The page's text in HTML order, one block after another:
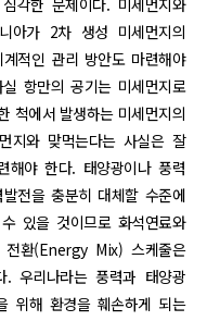
각한 문제이다. 미세먼지와
아가 2차 생성 미세먼지의
적인 관리 방안도 마련해야
항만의 공기는 미세먼지로
척에서 발생하는 미세먼지의
지와 맞먹는다는 사실은 잘
해야 한다. 태양광이나 풍력
전을 충분히 대체할 수준에
있을 것이므로 화석연료와
전환(Energy Mix) 스케줄은
. 우리나라는 풍력과 태양광
위해 환경을 훼손하게 되는